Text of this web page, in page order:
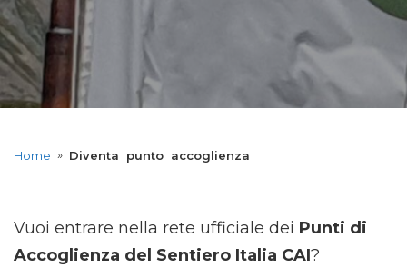
Home » Diventa punto accoglienza
Vuoi entrare nella rete ufficiale dei Punti di
Accoglienza del Sentiero Italia CAI?